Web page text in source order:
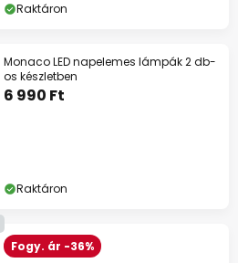
Raktáron
Monaco LED napelemes lámpák 2 db-
os készletben
6 990 Ft
Raktáron
Fogy. ár -36%